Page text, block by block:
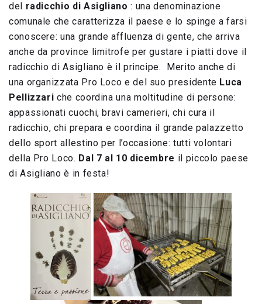
del radicchio di Asigliano : una denominazione
comunale che caratterizza il paese e lo spinge a farsi
conoscere: una grande affluenza di gente, che arriva
anche da province limitrofe per gustare i piatti dove il
radicchio di Asigliano è il principe. Merito anche di
una organizzata Pro Loco e del suo presidente Luca
Pellizzari che coordina una moltitudine di persone:
appassionati cuochi, bravi camerieri, chi cura il
radicchio, chi prepara e coordina il grande palazzetto
dello sport allestino per l’occasione: tutti volontari
della Pro Loco. Dal 7 al 10 dicembre il piccolo paese
di Asigliano è in festa!